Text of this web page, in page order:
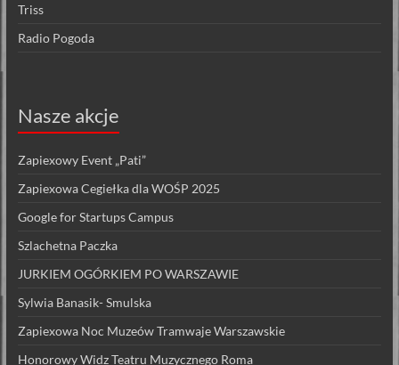
Triss
Radio Pogoda
Nasze akcje
Zapiexowy Event „Pati”
Zapiexowa Cegiełka dla WOŚP 2025
Google for Startups Campus
Szlachetna Paczka
JURKIEM OGÓRKIEM PO WARSZAWIE
Sylwia Banasik- Smulska
Zapiexowa Noc Muzeów Tramwaje Warszawskie
Honorowy Widz Teatru Muzycznego Roma